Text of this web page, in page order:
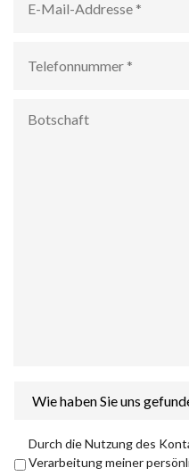
Mail-
haben
uns
gefunden?
*
Datenschutzerklärung *
Durch die Nutzung des
Verarbeitung meiner